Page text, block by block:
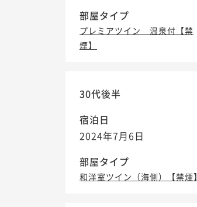
部屋タイプ
プレミアツイン 温泉付【禁
煙】
30代後半
宿泊日
2024年7月6日
部屋タイプ
和洋室ツイン（海側）【禁煙】